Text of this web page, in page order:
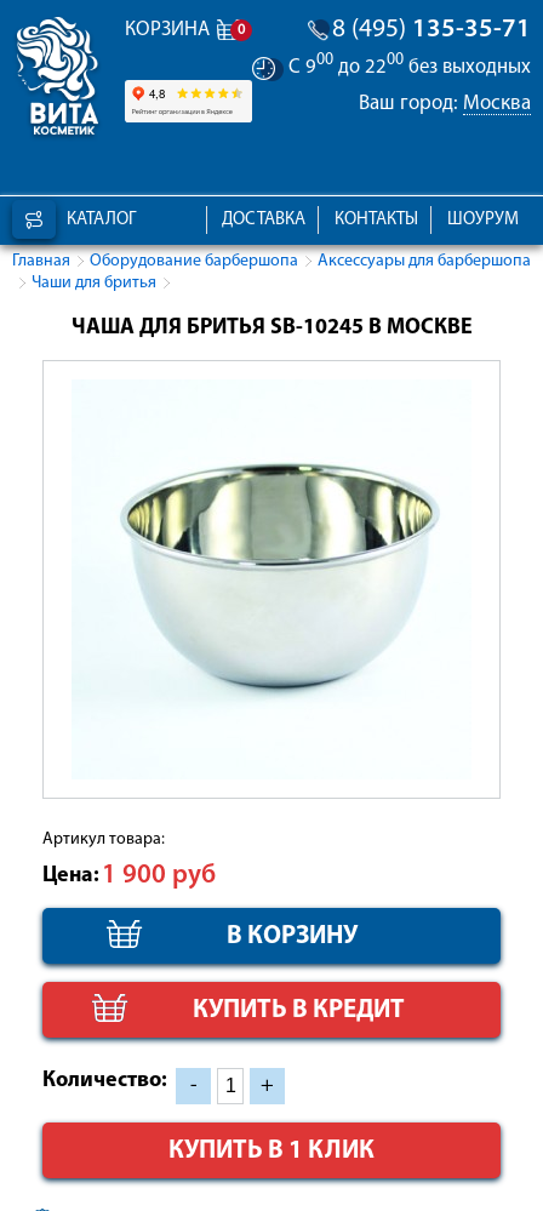
КОРЗИНА 0 8 (495) 135-35-71
С 900 до 2200 без выходных
Ваш город: Москва
КАТАЛОГ ШОУРУМ
КОНТАКТЫ
ДОСТАВКА
Главная Оборудование барбершопа
Аксессуары для барбершопа
Чаши для бритья
ЧАША ДЛЯ БРИТЬЯ SB-10245 В МОСКВЕ
Артикул товара:
Цена: 1 900 руб
КУПИТЬ В КРЕДИТ
Количество: - +
КУПИТЬ В 1 КЛИК